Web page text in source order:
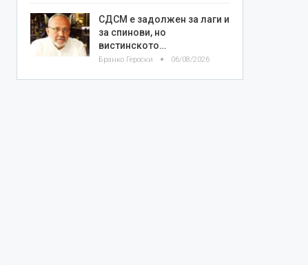
СДСМ е задолжен за лаги и
за спинови, но
вистинското…
Бранко Героски 06/08/2026